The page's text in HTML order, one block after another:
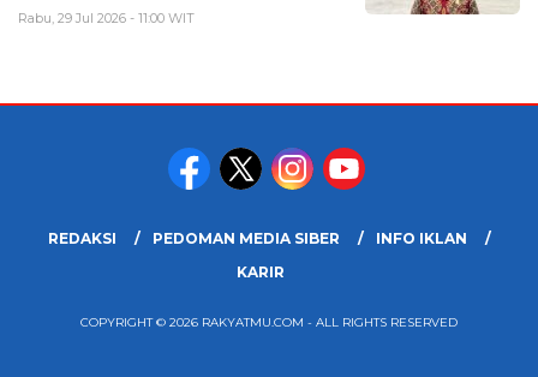
Rabu, 29 Jul 2026 - 11:00 WIT
REDAKSI PEDOMAN MEDIA SIBER
INFO IKLAN
KARIR
COPYRIGHT © 2026 RAKYATMU.COM - ALL RIGHTS RESERVED